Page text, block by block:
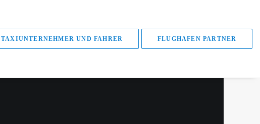
TAXIUNTERNEHMER UND FAHRER FLUGHAFEN PARTNER